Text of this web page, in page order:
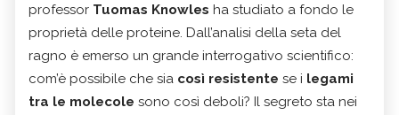
professor Tuomas Knowles ha studiato a fondo le
proprietà delle proteine. Dall’analisi della seta del
ragno è emerso un grande interrogativo scientifico:
com’è possibile che sia così resistente se i legami
tra le molecole sono così deboli? Il segreto sta nei